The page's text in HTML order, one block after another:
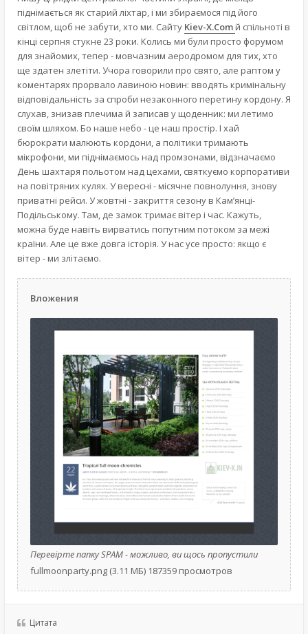
піднімається як старий ліхтар, і ми збираємося під його
світлом, щоб не забути, хто ми. Сайту Kiev-X.Com й спільноті в
кінці серпня стукне 23 роки. Колись ми були просто форумом
для знайомих, тепер - мовчазним аеродромом для тих, хто
ще здатен злетіти. Учора говорили про свято, але раптом у
коментарях прорвало лавиною новин: вводять кримінальну
відповідальність за спроби незаконного перетину кордону. Я
слухав, знизав плечима й записав у щоденник: ми летимо
своїм шляхом. Бо наше небо - це наш простір. І хай
бюрократи малюють кордони, а політики тримають
мікрофони, ми піднімаємось над промзонами, відзначаємо
День шахтаря польотом над цехами, святкуємо корпоративи
на повітряних кулях. У вересні - місячне повнолуння, знову
приватні рейси. У жовтні - закриття сезону в Кам’янці-
Подільському. Там, де замок тримає вітер і час. Кажуть,
можна буде навіть вирватись попутним потоком за межі
країни. Але це вже довга історія. У нас усе просто: якщо є
вітер - ми злітаємо.
Вложения
Перевірте папку SPAM - можливо, ви щось пропустили
fullmoonparty.png (3.11 МБ) 187359 просмотров
Цитата